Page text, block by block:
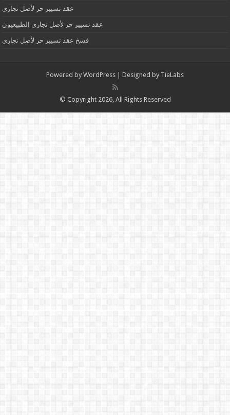
عقد تسيير حر لأصل تجاري
عقد تسيير حر لأصل تجاري الطبيعيون
فسخ عقد تسيير حر لأصل تجاري
Powered by WordPress | Designed by TieLabs
© Copyright 2026, All Rights Reserved